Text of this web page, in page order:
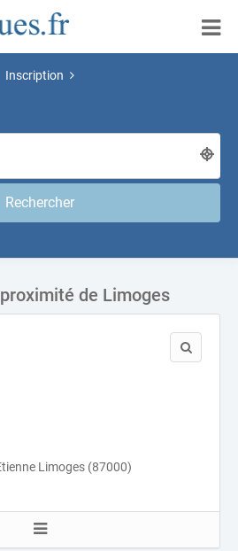
Inscription
Rechercher
de Limoges
Limoges (87000)